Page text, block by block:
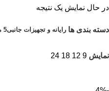
در حال نمایش یک نتیجه
دسته بندی ها رایانه و تجهیزات جانبی5 محصول
نمایش 9
12
18
24